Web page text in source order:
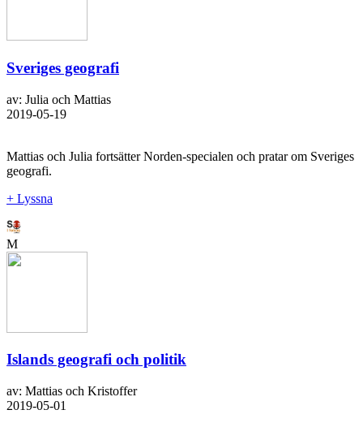
Sveriges geografi
av: Julia och Mattias
2019-05-19
Mattias och Julia fortsätter Norden-specialen och pratar om Sveriges
geografi.
+ Lyssna
M
Islands geografi och politik
av: Mattias och Kristoffer
2019-05-01